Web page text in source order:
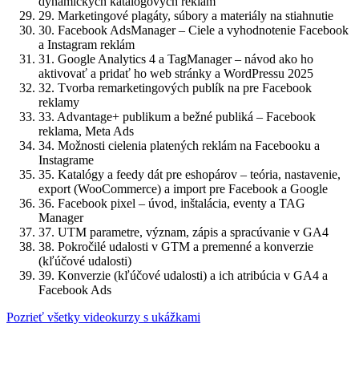
29. Marketingové plagáty, súbory a materiály na stiahnutie
30. Facebook AdsManager – Ciele a vyhodnotenie Facebook
a Instagram reklám
31. Google Analytics 4 a TagManager – návod ako ho
aktivovať a pridať ho web stránky a WordPressu 2025
32. Tvorba remarketingových publík na pre Facebook
reklamy
33. Advantage+ publikum a bežné publiká – Facebook
reklama, Meta Ads
34. Možnosti cielenia platených reklám na Facebooku a
Instagrame
35. Katalógy a feedy dát pre eshopárov – teória, nastavenie,
export (WooCommerce) a import pre Facebook a Google
36. Facebook pixel – úvod, inštalácia, eventy a TAG
Manager
37. UTM parametre, význam, zápis a spracúvanie v GA4
38. Pokročilé udalosti v GTM a premenné a konverzie
(kľúčové udalosti)
39. Konverzie (kľúčové udalosti) a ich atribúcia v GA4 a
Facebook Ads
Pozrieť všetky videokurzy s ukážkami